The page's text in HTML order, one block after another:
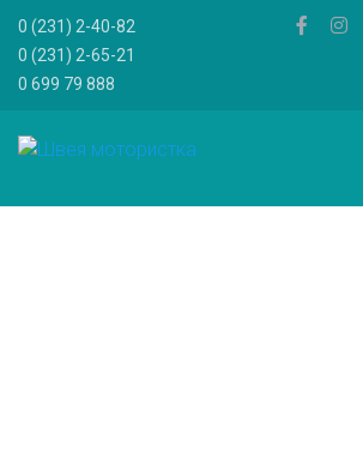
0 (231) 2-40-82
0 (231) 2-65-21
0 699 79 888